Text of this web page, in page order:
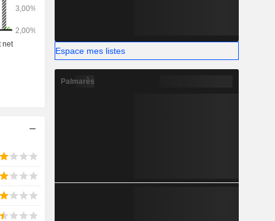
Espace mes listes
Palmarès